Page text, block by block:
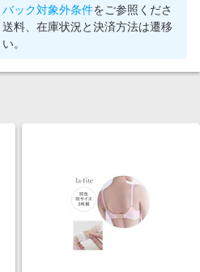
バック対象外条件をご参照くださ
料、在庫状況と決済方法は遷移
。